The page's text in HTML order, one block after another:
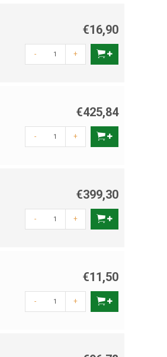
€16,90
- +
€425,84
- +
€399,30
- +
€11,50
- +